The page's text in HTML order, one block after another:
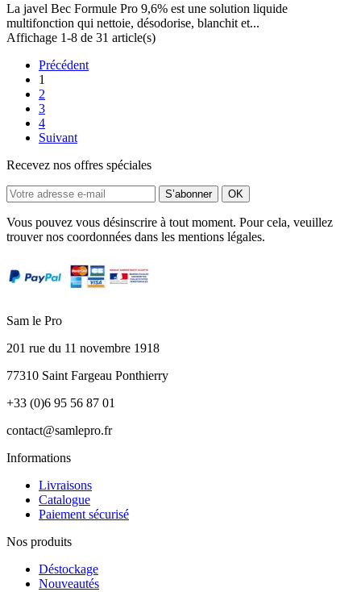
La javel Bec Formule Pro 9,6% est une solution liquide
multifonction qui nettoie, désodorise, blanchit et...
Affichage 1-8 de 31 article(s)
Précédent
1
2
3
4
Suivant
Recevez nos offres spéciales
Vous pouvez vous désinscrire à tout moment. Pour cela, veuillez
trouver nos coordonnées dans les mentions légales.
Sam le Pro
201 rue du 11 novembre 1918
77310 Saint Fargeau Ponthierry
+33 (0)6 95 56 87 01
contact@samlepro.fr
Informations
Livraisons
Catalogue
Paiement sécurisé
Nos produits
Déstockage
Nouveautés